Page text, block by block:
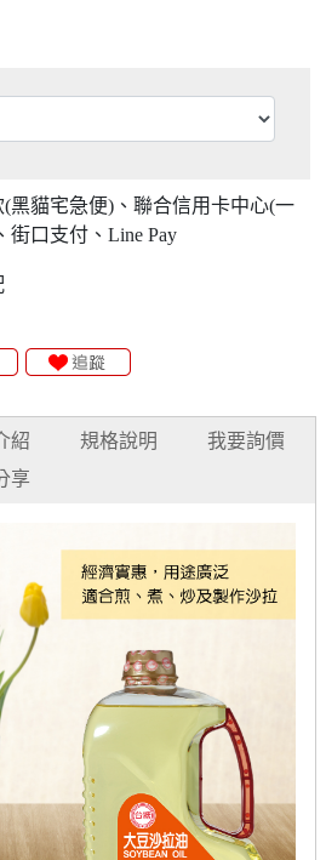
(黑貓宅急便)、聯合信用卡中心(一
街口支付、Line Pay
紹 規格說明
我要詢價
享